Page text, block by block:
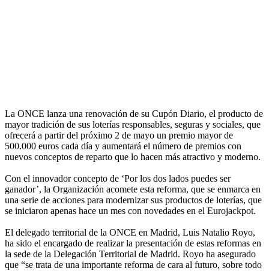
La ONCE lanza una renovación de su Cupón Diario, el producto de
mayor tradición de sus loterías responsables, seguras y sociales, que
ofrecerá a partir del próximo 2 de mayo un premio mayor de
500.000 euros cada día y aumentará el número de premios con
nuevos conceptos de reparto que lo hacen más atractivo y moderno.
Con el innovador concepto de ‘Por los dos lados puedes ser
ganador’, la Organización acomete esta reforma, que se enmarca en
una serie de acciones para modernizar sus productos de loterías, que
se iniciaron apenas hace un mes con novedades en el Eurojackpot.
El delegado territorial de la ONCE en Madrid, Luis Natalio Royo,
ha sido el encargado de realizar la presentación de estas reformas en
la sede de la Delegación Territorial de Madrid. Royo ha asegurado
que “se trata de una importante reforma de cara al futuro, sobre todo